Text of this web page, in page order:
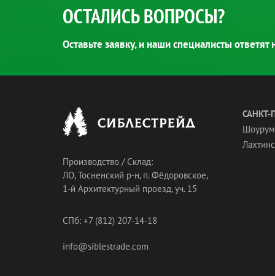
ОСТАЛИСЬ ВОПРОСЫ?
Оставьте заявку, и наши специалисты
Производство / Склад:
ЛО, Тосненский р-н, п. Фёдоровское,
1-й Архитектурный проезд, уч. 15
СПб: +7 (812) 207-14-18
info@siblestrade.com
САНКТ-